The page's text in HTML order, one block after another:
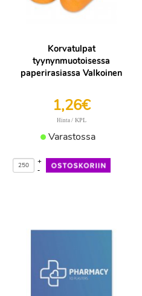
Korvatulpat
tyynynmuotoisessa
paperirasiassa Valkoinen
1,26€
Hinta / KPL
Varastossa
-
+